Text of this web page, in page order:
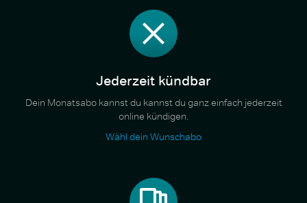
Jederzeit kündbar
Dein Monatsabo kannst du kannst du ganz einfach jederzeit
online kündigen.
Wähl dein Wunschabo